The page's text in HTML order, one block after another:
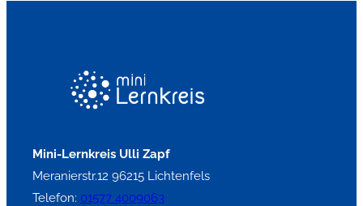
Mini-Lernkreis Ulli Zapf
Meranierstr.12 96215 Lichtenfels
Telefon: 01577 4009063